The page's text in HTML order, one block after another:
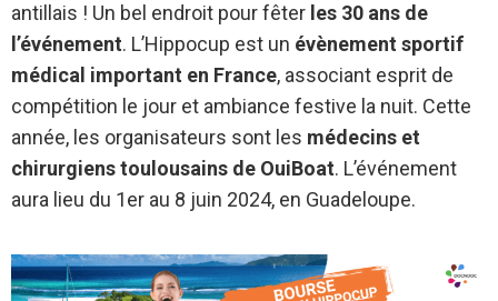
antillais ! Un bel endroit pour fêter les 30 ans de
l’événement. L’Hippocup est un évènement sportif
médical important en France, associant esprit de
compétition le jour et ambiance festive la nuit. Cette
année, les organisateurs sont les médecins et
chirurgiens toulousains de OuiBoat. L’événement
aura lieu du 1er au 8 juin 2024, en Guadeloupe.